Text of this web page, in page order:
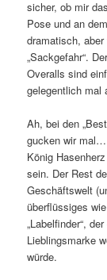
sicher, ob mir
Pose und an
dramatisch,
„Sackgefahr“.
Overalls sind
gelegentlich mal
Ah, bei den
gucken wir mal…
König
sein. Der Rest
Geschäftswelt
überflüssiges
„Labelfinder“,
Lieblingsmarke
würde.